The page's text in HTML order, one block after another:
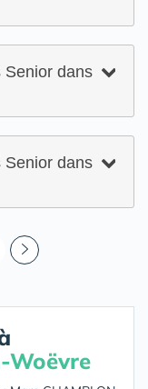
Senior dans
Senior dans
Woëvre